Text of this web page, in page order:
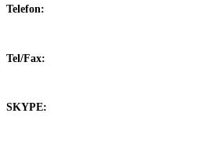
Telefon:
Tel/Fax:
SKYPE: